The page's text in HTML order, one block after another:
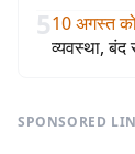
510 अगस्त को
व्यवस्था,
SPONSORED